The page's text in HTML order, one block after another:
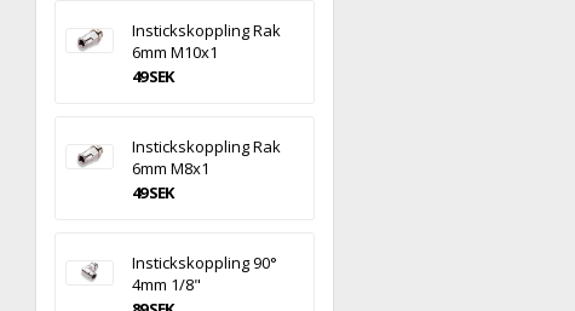
Instickskoppling Rak
6mm M10x1
49 SEK
Instickskoppling Rak
6mm M8x1
49 SEK
Instickskoppling 90°
4mm 1/8"